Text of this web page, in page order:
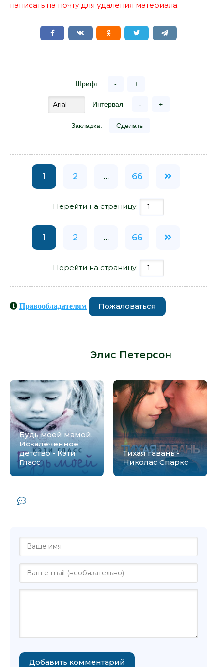
написать на почту для удаления материала.
Шрифт: - +
Интервал: - +
Закладка: Сделать
1 2 ... 66
Перейти на страницу:
1 2 ... 66
Перейти на страницу:
Правообладателям Пожаловаться
Элис Петерсон
Будь моей мамой.
Искалеченное
детство - Кэти
Гласс
Тихая гавань -
Николас Спаркс
Добавить комментарий